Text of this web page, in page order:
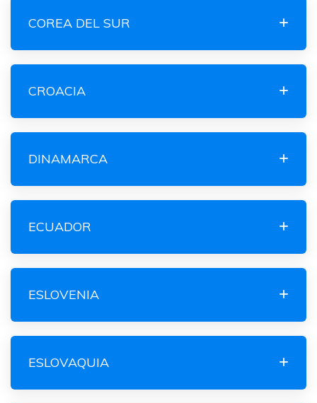
COREA DEL SUR
CROACIA
DINAMARCA
ECUADOR
ESLOVENIA
ESLOVAQUIA